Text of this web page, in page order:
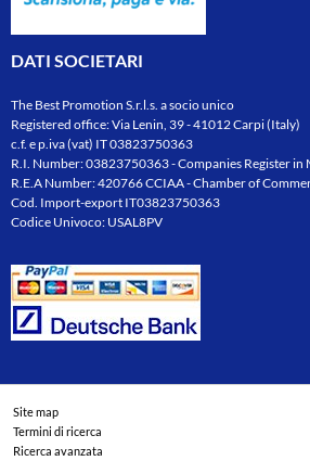
DATI SOCIETARI
The Best Promotion S.r.l.s. a socio unico
Registered office: Via Lenin, 39 - 41012 Carpi (Italy)
c.f. e p.iva (vat) IT 03823750363
R.I. Number: 03823750363 - Companies Register in
R.E.A Number: 420766 CCIAA - Chamber of
Cod. Import-export IT03823750363
Codice Univoco: USAL8PV
Site map
Termini di ricerca
Ricerca avanzata